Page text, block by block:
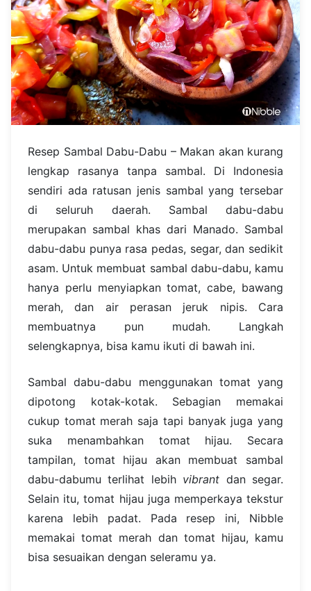
Resep Sambal Dabu-Dabu – Makan akan kurang
lengkap rasanya tanpa sambal. Di Indonesia
sendiri ada ratusan jenis sambal yang tersebar
di seluruh daerah. Sambal dabu-dabu
merupakan sambal khas dari Manado. Sambal
dabu-dabu punya rasa pedas, segar, dan sedikit
asam. Untuk membuat sambal dabu-dabu, kamu
hanya perlu menyiapkan tomat, cabe, bawang
merah, dan air perasan jeruk nipis. Cara
membuatnya pun mudah. Langkah
selengkapnya, bisa kamu ikuti di bawah ini.
Sambal dabu-dabu menggunakan tomat yang
dipotong kotak-kotak. Sebagian memakai
cukup tomat merah saja tapi banyak juga yang
suka menambahkan tomat hijau. Secara
tampilan, tomat hijau akan membuat sambal
dabu-dabumu terlihat lebih vibrant dan segar.
Selain itu, tomat hijau juga memperkaya tekstur
karena lebih padat. Pada resep ini, Nibble
memakai tomat merah dan tomat hijau, kamu
bisa sesuaikan dengan seleramu ya.